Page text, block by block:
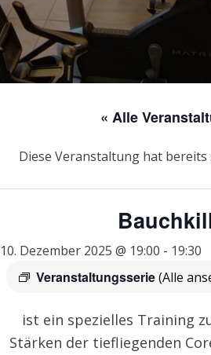
« Alle
Diese Veranstaltung hat
10. Dezember 2025 @ 19:00 - 19:30
Veranstaltungsserie(Alle
ist ein spezielles Training
Stärken der tiefliegenden